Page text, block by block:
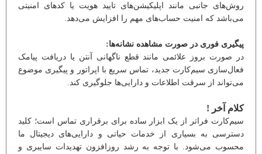
روش‌های جانبی مانند اپلیکیشن‌های تایید هویت یا کدهای امنیتی
می‌باشد که امنیت حساب‌های مهم را افزایش می‌دهد.
پیگیری فوری در صورت مشاهده نشانه‌ها:
در صورت بروز علائمی مانند قطع ناگهانی آنتن یا دریافت پیامک
فعال‌سازی سیم‌کارت جدید، تماس سریع با اپراتور و پیگیری موضوع
می‌تواند از سرقت اطلاعات و دارایی‌ها جلوگیری کند.
کلام آخر !
سیم‌کارت فراتر از یک ابزار ساده برای برقراری تماس است؛ کلید
دسترسی به بسیاری از خدمات حیاتی و دارایی‌های دیجیتال ما
محسوب می‌شود. با توجه به رشد روزافزون تهدیدات سایبری و